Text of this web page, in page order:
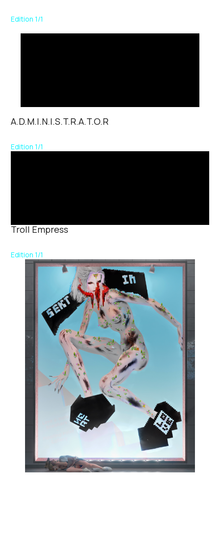
Edition 1/1
A.d.m.i.n.i.s.t.r.a.t.o.r
Edition 1/1
Troll Empress
Edition 1/1